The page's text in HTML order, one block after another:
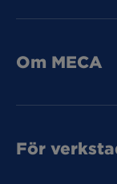
MECA
Om MECA
För